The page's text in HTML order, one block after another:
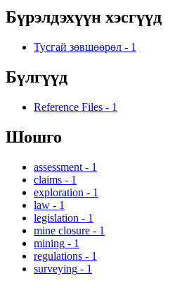
Бүрэлдэхүүн хэсгүүд
Тусгай зөвшөөрөл - 1
Бүлгүүд
Reference Files - 1
Шошго
assessment - 1
claims - 1
exploration - 1
law - 1
legislation - 1
mine closure - 1
mining - 1
regulations - 1
surveying - 1